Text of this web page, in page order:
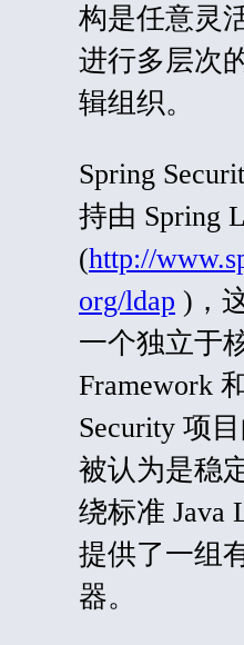
构是任意灵
进行多层次
辑组织。
Spring
持由 Spring
(http://
org/ldap )，
一个独立于
Framework
Security 项
被认为是稳
绕标准 Java
提供了一组
器。